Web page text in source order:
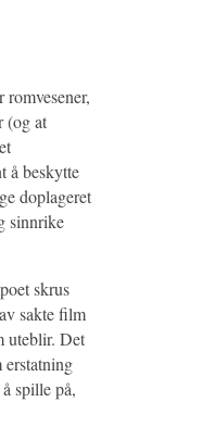
(og at
å beskytte
doplageret
sinnrike
skrus
sakte film
uteblir. Det
erstatning
spille på,